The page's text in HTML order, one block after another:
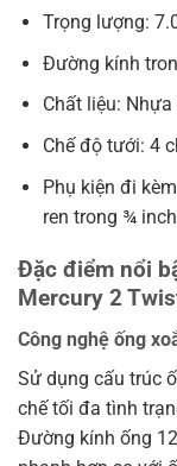
Trọng lượng:
Đường kính
Chất liệu:
Chế độ tưới: 4
Phụ kiện đi
ren trong ¾ inch
Đặc điểm nổi
Mercury 2
Công nghệ ống
Sử dụng cấu trúc
chế tối đa tình
Đường kính ống